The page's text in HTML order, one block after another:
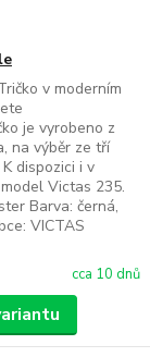
v moderním
je vyrobeno z
na výběr ze tří
dispozici i v
Victas 235.
Barva: černá,
VICTAS
cca 10 dnů